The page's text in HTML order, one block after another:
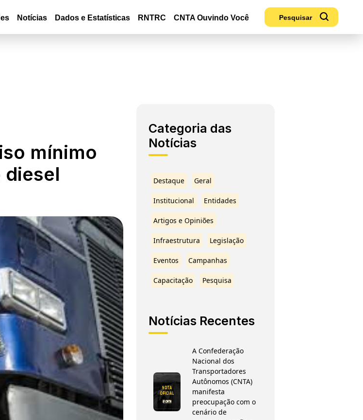
Notícias Dados e Estatísticas RNTRC CNTA Ouvindo Você
mínimo
diesel
Categoria das
Notícias
Destaque Geral
Institucional Entidades
Artigos e Opiniões
Infraestrutura Legislação
Eventos Campanhas
Capacitação Pesquisa
Notícias Recentes
A Confederação
Nacional dos
Transportadores
Autônomos (CNTA)
manifesta
preocupação com o
cenário de